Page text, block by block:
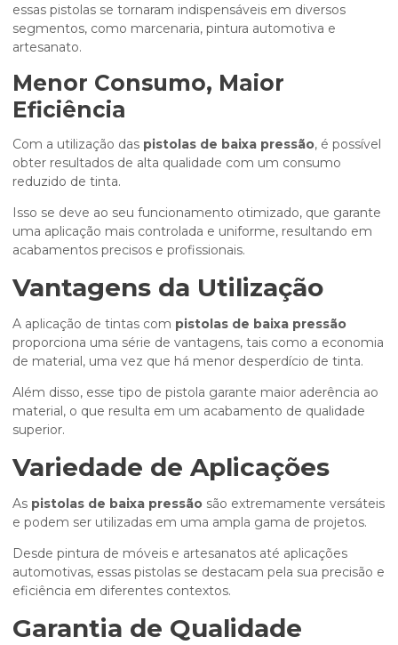
essas pistolas se tornaram indispensáveis em diversos
segmentos, como marcenaria, pintura automotiva e
artesanato.
Menor Consumo, Maior
Eficiência
Com a utilização das pistolas de baixa pressão, é possível
obter resultados de alta qualidade com um consumo
reduzido de tinta.
Isso se deve ao seu funcionamento otimizado, que garante
uma aplicação mais controlada e uniforme, resultando em
acabamentos precisos e profissionais.
Vantagens da Utilização
A aplicação de tintas com pistolas de baixa pressão
proporciona uma série de vantagens, tais como a economia
de material, uma vez que há menor desperdício de tinta.
Além disso, esse tipo de pistola garante maior aderência ao
material, o que resulta em um acabamento de qualidade
superior.
Variedade de Aplicações
As pistolas de baixa pressão são extremamente versáteis
e podem ser utilizadas em uma ampla gama de projetos.
Desde pintura de móveis e artesanatos até aplicações
automotivas, essas pistolas se destacam pela sua precisão e
eficiência em diferentes contextos.
Garantia de Qualidade